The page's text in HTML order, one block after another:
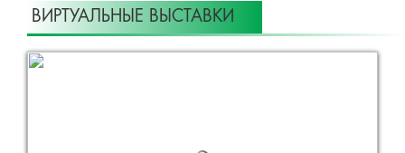
ВИРТУАЛЬНЫЕ ВЫСТАВКИ